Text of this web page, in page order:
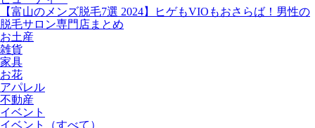
【富山のメンズ脱毛7選 2024】ヒゲもVIOもおさらば！男性の
脱毛サロン専門店まとめ
お土産
雑貨
家具
お花
アパレル
不動産
イベント
イベント
（すべて）